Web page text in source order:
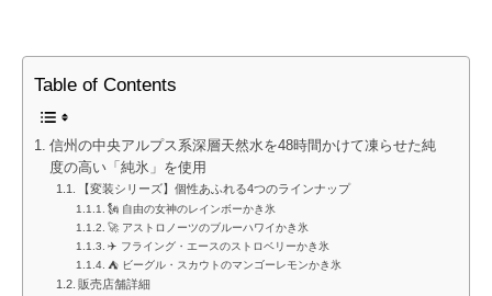
Table of Contents
信州の中央アルプス系深層天然水を48時間かけて凍らせた純
度の高い「純氷」を使用
【変装シリーズ】個性あふれる4つのラインナップ
🗽 自由の女神のレインボーかき氷
🚀 アストロノーツのブルーハワイかき氷
✈️ フライング・エースのストロベリーかき氷
⛺ ビーグル・スカウトのマンゴーレモンかき氷
販売店舗詳細